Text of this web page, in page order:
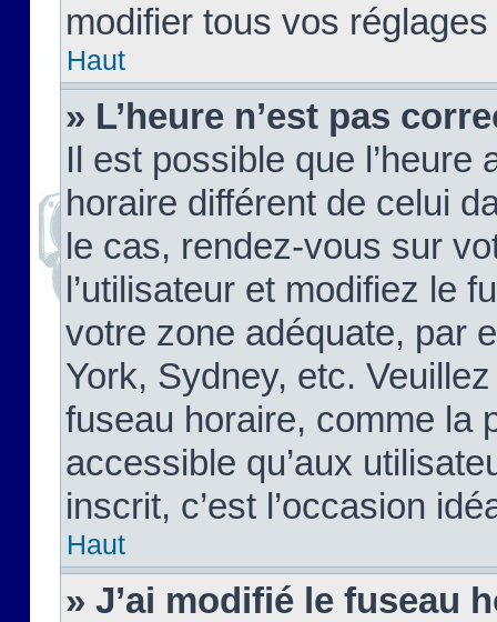
modifier tous vos
Haut
» L’heure n’est pas
Il est possible que
horaire différent de celui
le cas, rendez-vous sur
l’utilisateur et modifiez le
votre zone adéquate, par
York, Sydney, etc.
fuseau horaire, comme la
accessible qu’aux
inscrit, c’est l’occasion
Haut
» J’ai modifié le fuseau